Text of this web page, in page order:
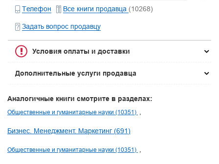
Телефон Все книги продавца (10268)
Задать вопрос продавцу
Условия оплаты и доставки
Дополнительные услуги продавца
Аналогичные книги смотрите в разделах:
Общественные и гуманитарные науки (10351)
Бизнес. Менеджмент. Маркетинг (691)
Общественные и гуманитарные науки (10351)